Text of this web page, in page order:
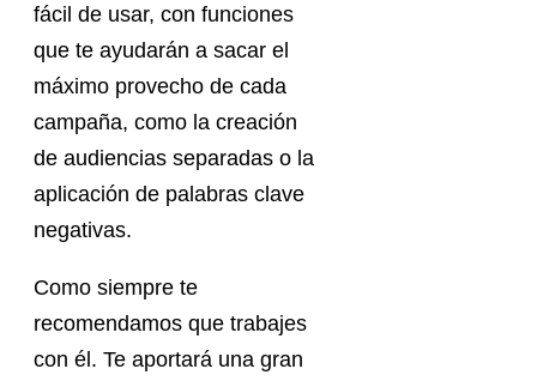
fácil de usar, con funciones
que te ayudarán a sacar el
máximo provecho de cada
campaña, como la creación
de audiencias separadas o la
aplicación de palabras clave
negativas.
Como siempre te
recomendamos que trabajes
con él. Te aportará una gran